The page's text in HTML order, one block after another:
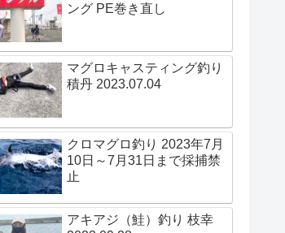
ング PE巻き直し
マグロキャスティング釣り
積丹 2023.07.04
クロマグロ釣り 2023年7月
10日～7月31日まで採捕禁
止
アキアジ（鮭）釣り 枝幸